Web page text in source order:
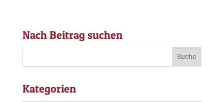
Nach Beitrag suchen
Kategorien